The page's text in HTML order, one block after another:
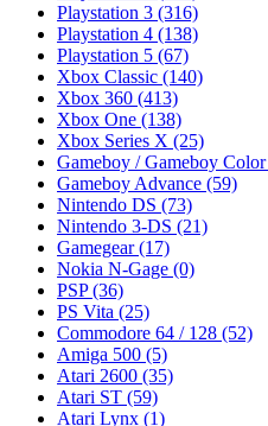
Playstation 3 (316)
Playstation 4 (138)
Playstation 5 (67)
Xbox Classic (140)
Xbox 360 (413)
Xbox One (138)
Xbox Series X (25)
Gameboy / Gameboy Color
Gameboy Advance (59)
Nintendo DS (73)
Nintendo 3-DS (21)
Gamegear(17)
Nokia N-Gage (0)
PSP(36)
PS Vita (25)
Commodore 64 / 128 (52)
Amiga 500 (5)
Atari 2600 (35)
Atari ST (59)
Atari Lynx (1)